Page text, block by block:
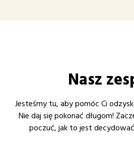
Nasz
Jesteśmy tu, aby pomóc Ci
Nie daj się pokonać długom!
poczuć, jak to jest